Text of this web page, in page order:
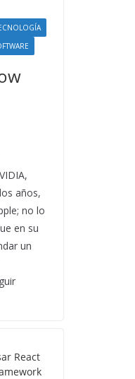
años,
no lo
en su
un
React